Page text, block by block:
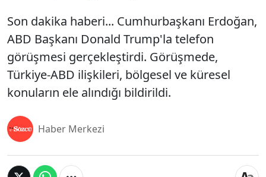
Son dakika haberi... Cumhurbaşkanı Erdoğan,
ABD Başkanı Donald Trump'la telefon
görüşmesi gerçekleştirdi. Görüşmede,
Türkiye-ABD ilişkileri, bölgesel ve küresel
konuların ele alındığı bildirildi.
Haber Merkezi